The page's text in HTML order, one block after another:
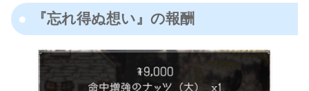
『忘れ得ぬ想い』の報酬